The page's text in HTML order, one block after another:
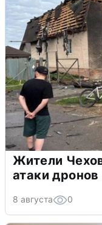
Жители
атаки дронов
8 августа 0